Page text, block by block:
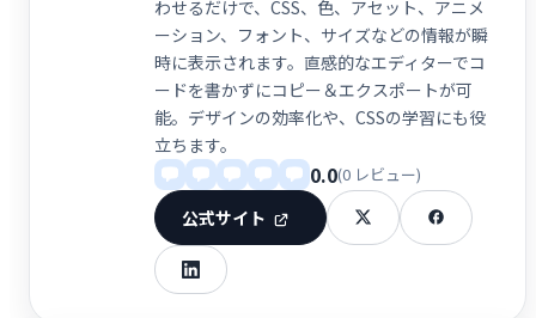
わせるだけで、CSS、色、アセット、アニメ
ーション、フォント、サイズなどの情報が瞬
時に表示されます。直感的なエディターでコ
ードを書かずにコピー＆エクスポートが可
能。デザインの効率化や、CSSの学習にも役
立ちます。
0.0(0 レビュー)
公式サイト